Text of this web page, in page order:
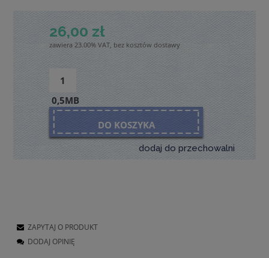
26,00 zł
zawiera 23.00% VAT, bez kosztów dostawy
0,5MB
DO KOSZYKA
dodaj do przechowalni
ZAPYTAJ O PRODUKT
DODAJ OPINIĘ